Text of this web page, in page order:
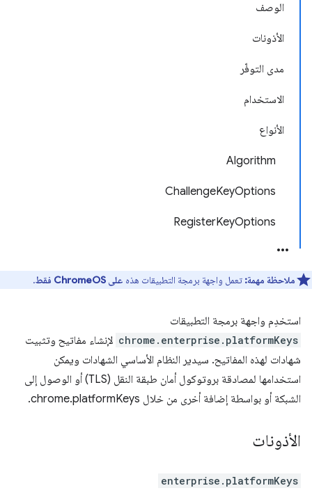
الوصف
الأذونات
مدى التوفّر
الاستخدام
الأنواع
Algorithm
ChallengeKeyOptions
RegisterKeyOptions
ملاحظة مهمة: تعمل واجهة برمجة التطبيقات هذه على ChromeOS فقط .
استخدِم واجهة برمجة التطبيقات
chrome.enterprise.platformKeys لإنشاء مفاتيح وتثبيت
شهادات لهذه المفاتيح. سيدير النظام الأساسي الشهادات ويمكن
استخدامها لمصادقة بروتوكول أمان طبقة النقل (TLS) أو الوصول إلى
الشبكة أو بواسطة إضافة أخرى من خلال chrome.platformKeys.
الأذونات
enterprise.platformKeys